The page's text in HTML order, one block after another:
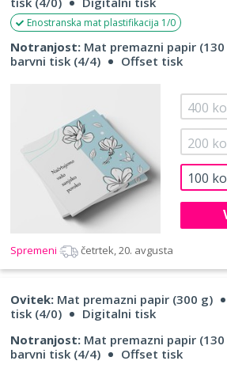
Enostranska mat plastifikacija 1/0
Notranjost: Mat premazni papir
barvni tisk (4/4)
Offset tisk
100
200
400
Spremeni četrtek, 20. avgusta
Ovitek: Mat premazni papir (300 g)
tisk (4/0)
Digitalni tisk
Notranjost: Mat premazni papir
barvni tisk (4/4)
Offset tisk